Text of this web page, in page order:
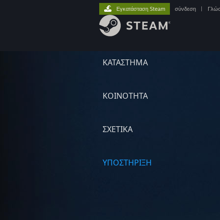
ΚΑΤΑΣΤΗΜΑ
ΚΟΙΝΟΤΗΤΑ
ΣΧΕΤΙΚΆ
ΥΠΟΣΤΗΡΙΞΗ
Εγκατάσταση Steam σύνδεση